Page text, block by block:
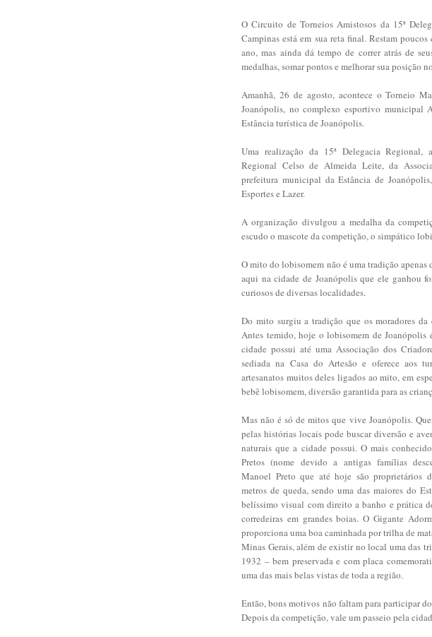
O Circuito de Torneios Amistosos da 15ª
Campinas está em sua reta final. Restam
ano, mas ainda dá tempo de correr atrás de
medalhas, somar pontos e melhorar sua posição
Amanhã, 26 de agosto, acontece o Torneio
Joanópolis, no complexo esportivo municipal
Estância turística de Joanópolis.
Uma realização da 15ª Delegacia Regional,
Regional Celso de Almeida Leite, da
prefeitura municipal da Estância de
Esportes e Lazer.
A organização divulgou a medalha da
escudo o mascote da competição, o simpático
O mito do lobisomem não é uma tradição
aqui na cidade de Joanópolis que ele ganhou
curiosos de diversas localidades.
Do mito surgiu a tradição que os moradores
Antes temido, hoje o lobisomem de Joanópolis
cidade possui até uma Associação dos
sediada na Casa do Artesão e oferece aos
artesanatos muitos deles ligados ao mito, em
bebê lobisomem, diversão garantida para as
Mas não é só de mitos que vive Joanópolis.
pelas histórias locais pode buscar diversão e
naturais que a cidade possui. O mais
Pretos (nome devido a antigas famílias
Manoel Preto que até hoje são proprietários
metros de queda, sendo uma das maiores do
belíssimo visual com direito a banho e prática
corredeiras em grandes boias. O Gigante
proporciona uma boa caminhada por trilha de
Minas Gerais, além de existir no local uma das
1932 – bem preservada e com placa
uma das mais belas vistas de toda a região.
Então, bons motivos não faltam para participar
Depois da competição, vale um passeio pela